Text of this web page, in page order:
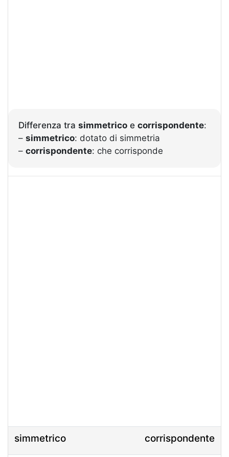
Differenza tra simmetrico e corrispondente:
– simmetrico: dotato di simmetria
– corrispondente: che corrisponde
simmetrico corrispondente